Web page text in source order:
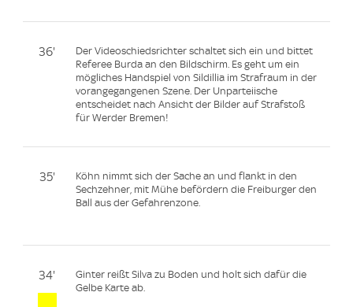
36'
Der Videoschiedsrichter schaltet sich ein und bittet
Referee Burda an den Bildschirm. Es geht um ein
mögliches Handspiel von Sildillia im Strafraum in der
vorangegangenen Szene. Der Unparteiische
entscheidet nach Ansicht der Bilder auf Strafstoß
für Werder Bremen!
35'
Köhn nimmt sich der Sache an und flankt in den
Sechzehner, mit Mühe befördern die Freiburger den
Ball aus der Gefahrenzone.
34'
Ginter reißt Silva zu Boden und holt sich dafür die
Gelbe Karte ab.